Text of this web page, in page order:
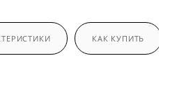
КАК КУПИТЬ